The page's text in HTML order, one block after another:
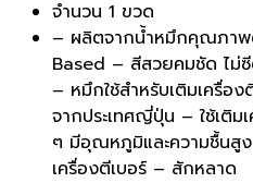
จำนวน 1 ขวด
– ผลิตจากน้ำหมึกคุณภา
Based – สีสวยคมชัด ไม่
– หมึกใช้สำหรับเติมเครื่อ
จากประเทศญี่ปุ่น – ใช้เติม
ๆ มีอุณหภูมิและความชื้นสู
เครื่องตีเบอร์ – สักหลาด